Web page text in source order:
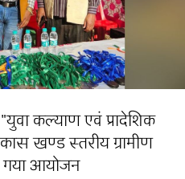
कल्याण एवं प्रादेशिक
खण्ड स्तरीय ग्रामीण
गया आयोजन